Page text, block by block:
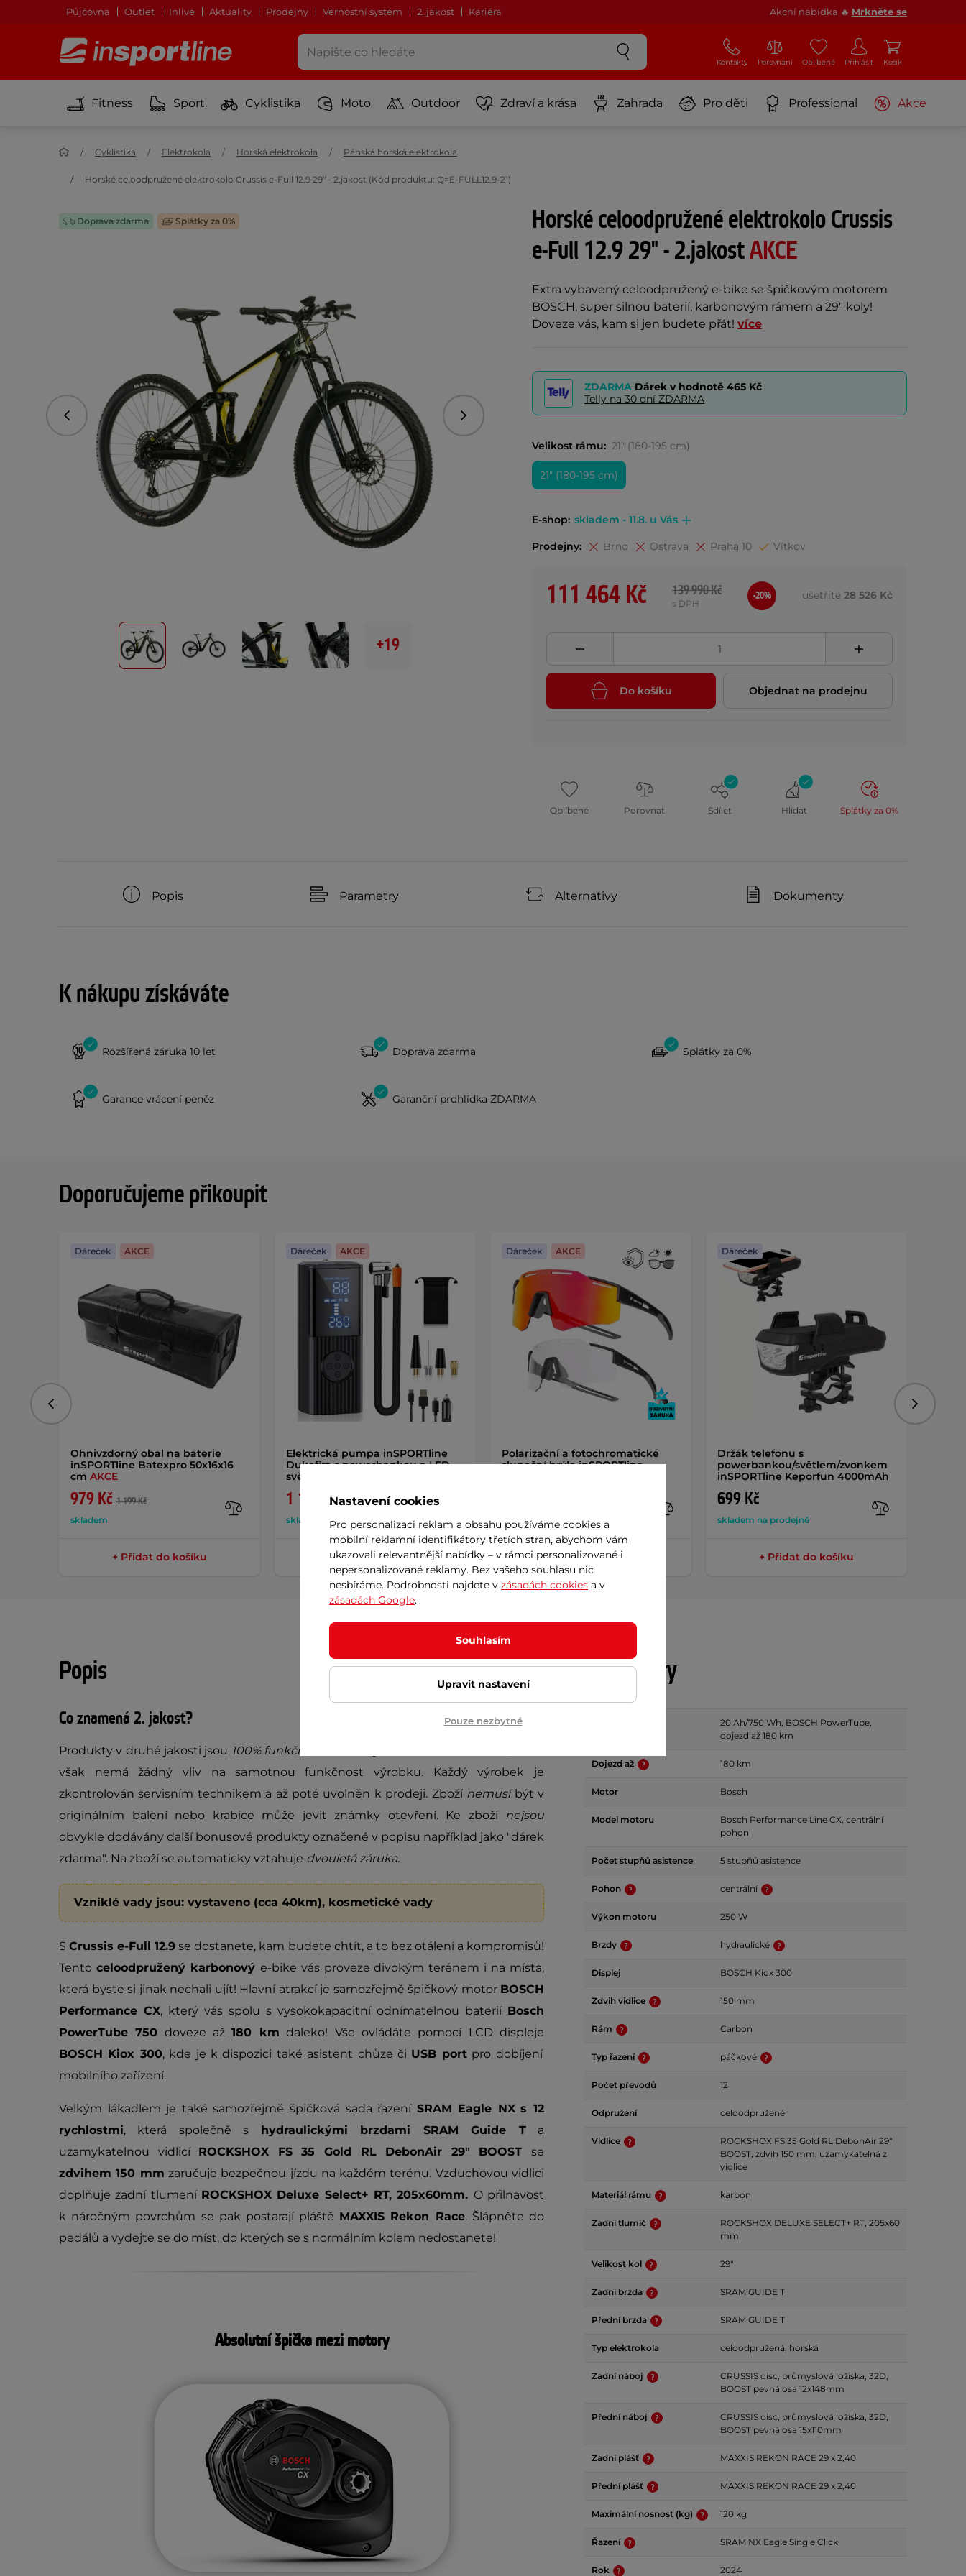
Půjčovna Outlet Inlive Aktuality Prodejny Věrnostní systém 2. jakost Kariéra Akční nabídka 🔥 Mrkněte se
Kontakty Porovnání Oblíbené Přihlásit Košík
Fitness Sport Cyklistika Moto Outdoor Zdraví a krása Zahrada Pro děti Professional Akce
Cyklistika Elektrokola Horská elektrokola Pánská horská elektrokola
Horské celoodpružené elektrokolo Crussis e-Full 12.9 29" - 2.jakost (Kód produktu: Q=E-FULL12.9-21)
Horské celoodpružené elektrokolo Crussis
e-Full 12.9 29" - 2.jakostAKCE
Extra vybavený celoodpružený e-bike se špičkovým motorem
BOSCH, super silnou baterií, karbonovým rámem a 29" koly!
Doveze vás, kam si jen budete přát! více
Doprava zdarma Splátky za 0%
Předchozí Následující
+19
ZDARMA Dárek v hodnotě 465 Kč
Telly na 30 dní ZDARMA
Velikost rámu: 21" (180-195 cm)
21" (180-195 cm)
E-shop: skladem - 11.8. u Vás
Prodejny: Brno Ostrava Praha 10 Vítkov
111 464 Kč 139 990 Kč
s DPH
-20% ušetříte 28 526 Kč
Do košíku Objednat na prodejnu
Oblíbené Porovnat Sdílet Hlídat Splátky za 0%
Popis Parametry Alternativy Dokumenty
K nákupu získáváte
Rozšířená záruka 10 let Doprava zdarma Splátky za 0%
Garance vrácení peněz Garanční prohlídka ZDARMA
Doporučujeme přikoupit
Ohnivzdorný obal na baterie
inSPORTline Batexpro 50x16x16
cm AKCE
979 Kč 1 199 Kč
skladem
Dáreček AKCE
+ Přidat do košíku
Elektrická pumpa inSPORTline
Dukefira s powerbankou a LED
světlem
1 129 Kč 1 399 Kč
skladem
Dáreček AKCE
+ Přidat do košíku
Polarizační a fotochromatické
sluneční brýle inSPORTline
skladem
Dáreček AKCE
+ Přidat do košíku
Držák telefonu s
powerbankou/světlem/zvonkem
inSPORTline Keporfun 4000mAh
699 Kč
skladem na prodejně
Dáreček
+ Přidat do košíku
Předchozí
Popis
Co znamená 2. jakost?
Produkty v druhé jakosti jsou 100% funkční
však nemá žádný vliv na samotnou funkčnost výrobku. Každý výrobek je
zkontrolován servisním technikem a až poté uvolněn k prodeji. Zboží nemusí být v
originálním balení nebo krabice může jevit známky otevření. Ke zboží nejsou
obvykle dodávány další bonusové produkty označené v popisu například jako "dárek
zdarma". Na zboží se automaticky vztahuje dvouletá záruka.
Vzniklé vady jsou: vystaveno (cca 40km), kosmetické vady
SCrussis e-Full 12.9 se dostanete, kam budete chtít, a to bez otálení a kompromisů!
Tento celoodpružený karbonový e-bike vás proveze divokým terénem i na místa,
která byste si jinak nechali ujít! Hlavní atrakcí je samozřejmě špičkový motor BOSCH
Performance CX, který vás spolu s vysokokapacitní odnímatelnou baterií Bosch
PowerTube 750 doveze až180 km daleko! Vše ovládáte pomocí LCD displeje
BOSCH Kiox 300, kde je k dispozici také asistent chůze či USB portpro dobíjení
mobilního zařízení.
Velkým lákadlem je také samozřejmě špičková sada řazení SRAM Eagle NX s 12
rychlostmi, která společně s hydraulickými brzdami SRAM Guide Ta
uzamykatelnou vidlicí ROCKSHOX FS 35 Gold RL DebonAir 29" BOOSTse
zdvihem 150 mm zaručuje bezpečnou jízdu na každém terénu. Vzduchovou vidlici
doplňuje zadní tlumení ROCKSHOX Deluxe Select+ RT, 205x60mm. O přilnavost
k náročným povrchům se pak postarají pláště MAXXIS Rekon Race. Šlápněte do
pedálů a vydejte se do míst, do kterých se s normálním kolem nedostanete!
Absolutní špička mezi motory
Parametry
20 Ah/750 Wh, BOSCH PowerTube,
dojezd až 180 km
Dojezd až 180 km
Motor Bosch
Model motoru
Bosch Performance Line CX, centrální
pohon
Počet stupňů asistence 5 stupňů asistence
Pohon centrální
Výkon motoru 250 W
Brzdy hydraulické
Displej BOSCH Kiox 300
Zdvih vidlice 150 mm
Rám Carbon
Typ řazení páčkové
Počet převodů 12
Odpružení celoodpružené
Vidlice
ROCKSHOX FS 35 Gold RL DebonAir 29"
BOOST, zdvih 150 mm, uzamykatelná z
vidlice
Materiál rámu karbon
Zadní tlumič
ROCKSHOX DELUXE SELECT+ RT, 205x60
mm
Velikost kol 29"
Zadní brzda SRAM GUIDE T
Přední brzda SRAM GUIDE T
Typ elektrokola celoodpružená, horská
Zadní náboj
CRUSSIS disc, průmyslová ložiska, 32D,
BOOST pevná osa 12x148mm
Přední náboj
CRUSSIS disc, průmyslová ložiska, 32D,
BOOST pevná osa 15x110mm
Zadní plášť MAXXIS REKON RACE 29 x 2,40
Přední plášť MAXXIS REKON RACE 29 x 2,40
Maximální nosnost (kg) 120 kg
Řazení SRAM NX Eagle Single Click
Rok 2024
Nastavení cookies
Pro personalizaci reklam a obsahu používáme cookies a
mobilní reklamní identifikátory třetích stran, abychom vám
ukazovali relevantnější nabídky – v rámci personalizované i
nepersonalizované reklamy. Bez vašeho souhlasu nic
nesbíráme. Podrobnosti najdete v zásadách cookies a v
zásadách Google.
Souhlasím
Upravit nastavení
Pouze nezbytné